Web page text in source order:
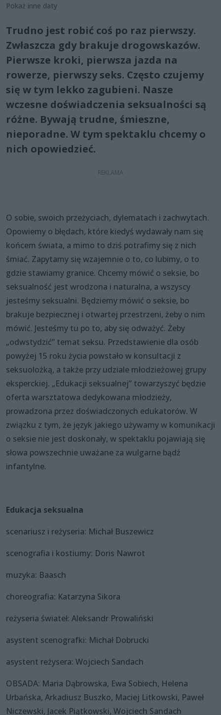
Pokaż inne daty
Trudno jest robić coś po raz pierwszy.
Zwłaszcza gdy brakuje drogowskazów.
Pierwsze kroki, pierwsza jazda na
rowerze, pierwszy seks. Często czujemy
się w tym lekko zagubieni. Nasze
wczesne doświadczenia seksualności są
różne. Bywają trudne, śmieszne,
nieporadne. W tym spektaklu chcemy o
nich opowiedzieć.
O sobie, swoich przeżyciach, dylematach i zachwytach.
Opowiemy o błędach, które kiedyś wydawały nam się
końcem świata, a mimo to dziś potrafimy się z nich
śmiać. Zapytamy się wzajemnie o to, co lubimy, o to
gdzie stawiamy granice. Chcemy mówić o seksie, bo
seksualność jest wrodzona i naturalna, a wszyscy
jesteśmy seksualni. Będziemy mówić o seksie, bo
brakuje bezpiecznej i otwartej przestrzeni, żeby o nim
mówić. Jesteśmy tu po to, aby się odważyć. Żeby
„odwstydzić” temat seksu. Przedstawienie dla osób
powyżej 15 roku życia powstało w konsultacji z
seksuolożką, a także przy udziale młodzieżowej grupy
eksperckiej. „Edukacji seksualnej” towarzyszyć będzie
oferta warsztatowa dedykowana młodzieży,
prowadzona przez doświadczonych edukatorów. W
związku z tym, że język jakiego używamy w komunikacji
o seksie nie jest doskonały, w spektaklu pojawiają się
słowa powszechnie uważane za wulgarne bądź
infantylne.
Edukacja seksualna
scenariusz i reżyseria: Michał Buszewicz
scenografia i kostiumy: Doris Nawrot
muzyka: Baasch
choreografia: Katarzyna Sikora
reżyseria świateł: Aleksandr Prowaliński
asystent scenografki: Michał Dobrucki
asystent reżysera: Wojciech Sandach
OBSADA: Maria Dąbrowska, Ewa Sobiech, Helena
Urbańska, Arkadiusz Buszko, Maciej Litkowski, Paweł
Niczewski, Jacek Piątkowski, Wojciech Sandach